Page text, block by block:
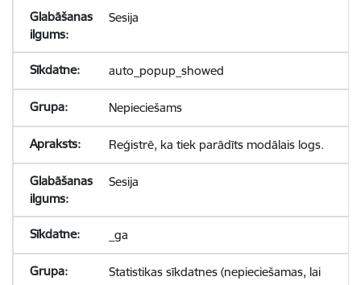
Sesija
auto_popup_showed
Nepieciešams
Reģistrē, ka tiek parādīts modālais logs.
Sesija
_ga
Statistikas sīkdatnes (nepieciešamas, lai